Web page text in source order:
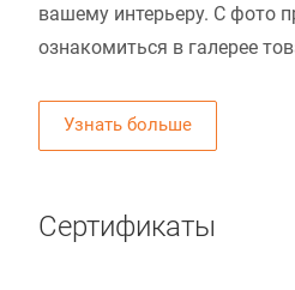
вашему интерьеру. С фото
ознакомиться в галерее
Узнать больше
Сертификаты